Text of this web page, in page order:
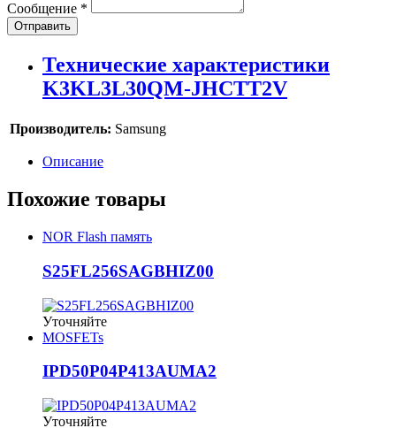
Сообщение *
Отправить
Технические характеристики
K3KL3L30QM-JHCTT2V
Производитель: Samsung
Описание
Похожие товары
NOR Flash память
S25FL256SAGBHIZ00
Уточняйте
MOSFETs
IPD50P04P413AUMA2
Уточняйте